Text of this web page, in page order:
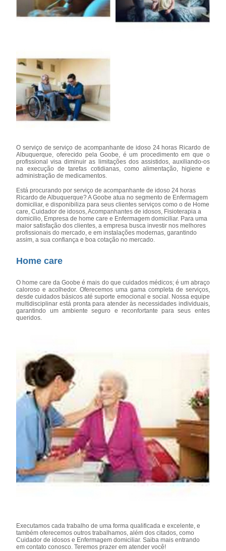
O serviço de serviço de acompanhante de idoso 24 horas Ricardo de
Albuquerque, oferecido pela Goobe, é um procedimento em que o
profissional visa diminuir as limitações dos assistidos, auxiliando-os
na execução de tarefas cotidianas, como alimentação, higiene e
administração de medicamentos.
Está procurando por serviço de acompanhante de idoso 24 horas
Ricardo de Albuquerque? A Goobe atua no segmento de Enfermagem
domiciliar, e disponibiliza para seus clientes serviços como o de Home
care, Cuidador de idosos, Acompanhantes de idosos, Fisioterapia a
domicilio, Empresa de home care e Enfermagem domiciliar. Para uma
maior satisfação dos clientes, a empresa busca investir nos melhores
profissionais do mercado, e em instalações modernas, garantindo
assim, a sua confiança e boa cotação no mercado.
Home care
O home care da Goobe é mais do que cuidados médicos; é um abraço
caloroso e acolhedor. Oferecemos uma gama completa de serviços,
desde cuidados básicos até suporte emocional e social. Nossa equipe
multidisciplinar está pronta para atender às necessidades individuais,
garantindo um ambiente seguro e reconfortante para seus entes
queridos.
Executamos cada trabalho de uma forma qualificada e excelente, e
também oferecemos outros trabalhamos, além dos citados, como
Cuidador de idosos e Enfermagem domiciliar. Saiba mais entrando
em contato conosco. Teremos prazer em atender você!